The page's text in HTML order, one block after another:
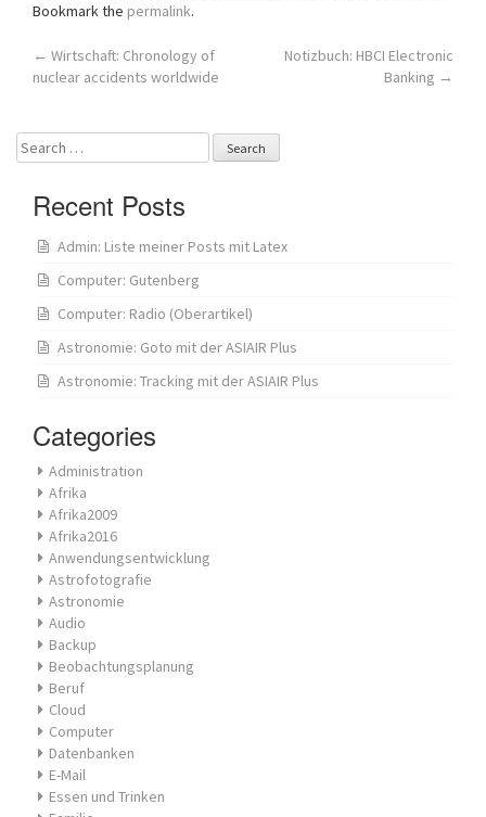
Bookmark the permalink.
Post
← Wirtschaft: Chronology of
nuclear accidents worldwide
Notizbuch: HBCI Electronic
Banking →
Search
for:
Recent Posts
Admin: Liste meiner Posts mit Latex
Computer: Gutenberg
Computer: Radio (Oberartikel)
Astronomie: Goto mit der ASIAIR Plus
Astronomie: Tracking mit der ASIAIR Plus
Categories
Administration
Afrika
Afrika2009
Afrika2016
Anwendungsentwicklung
Astrofotografie
Astronomie
Audio
Backup
Beobachtungsplanung
Beruf
Cloud
Computer
Datenbanken
E-Mail
Essen und Trinken